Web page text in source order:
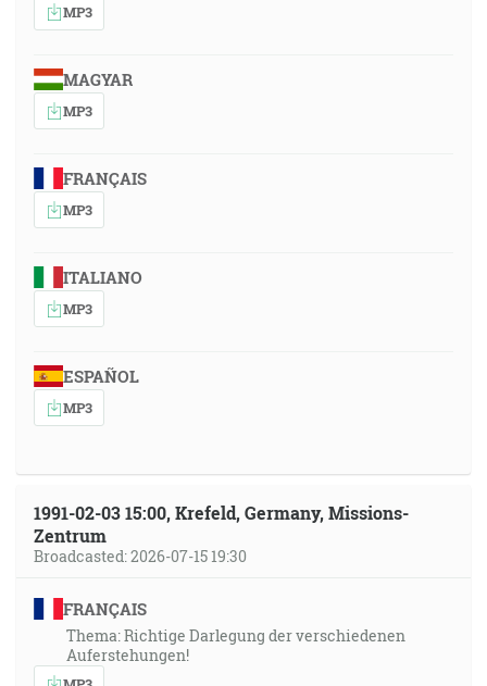
MP3
MAGYAR
MP3
FRANÇAIS
MP3
ITALIANO
MP3
ESPAÑOL
MP3
1991-02-03 15:00, Krefeld, Germany, Missions-
Zentrum
Broadcasted: 2026-07-15 19:30
FRANÇAIS
Thema: Richtige Darlegung der verschiedenen
Auferstehungen!